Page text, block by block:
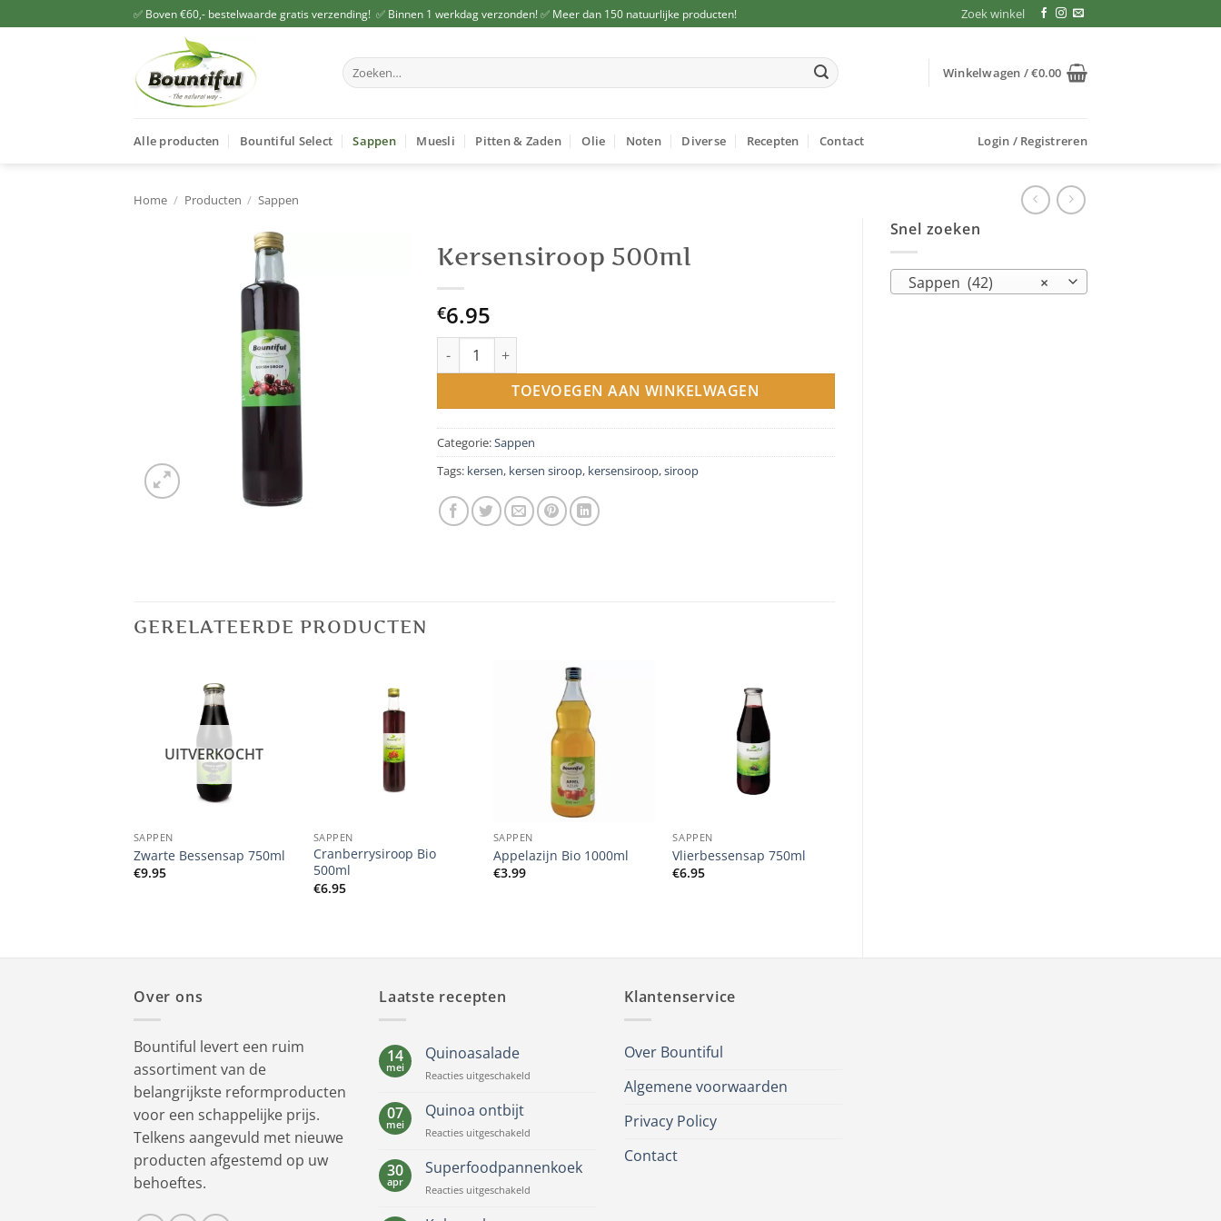
naar
✅ Boven €60,- bestelwaarde gratis verzending! ✅ Binnen 1 werkdag verzonden! ✅ Meer dan 150 natuurlijke producten! Zoek winkel
Zoeken
naar:
Winkelwagen /€0.00
Alle producten Bountiful Select Sappen Muesli Pitten & Zaden Olie Noten Diverse Recepten Contact Login / Registreren
Home / Producten / Sappen
Snel zoeken
×
Sappen (42)
Kersensiroop 500ml
€6.95
Kersensiroop 500ml aantal
TOEVOEGEN AAN WINKELWAGEN
Categorie:Sappen
Tags: kersen, kersen siroop, kersensiroop,siroop
GERELATEERDE PRODUCTEN
UITVERKOCHT
SAPPEN
Zwarte Bessensap 750ml
€9.95
SAPPEN
Cranberrysiroop Bio
500ml
€6.95
SAPPEN
Appelazijn Bio 1000ml
€3.99
SAPPEN
Vlierbessensap 750ml
€6.95
Over ons
Bountiful levert een ruim
assortiment van de
belangrijkste reformproducten
voor een schappelijke prijs.
Telkens aangevuld met nieuwe
producten afgestemd op uw
behoeftes.
Laatste recepten
14
mei
Quinoasalade
Reacties uitgeschakeld
07
mei
Quinoa ontbijt
Reacties uitgeschakeld
ontbijt
30
apr
Superfoodpannenkoek
Reacties uitgeschakeld
Klantenservice
Over Bountiful
Algemene voorwaarden
Privacy Policy
Contact